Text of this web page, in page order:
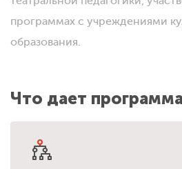
программах с учреждениями
образования.
Что дает